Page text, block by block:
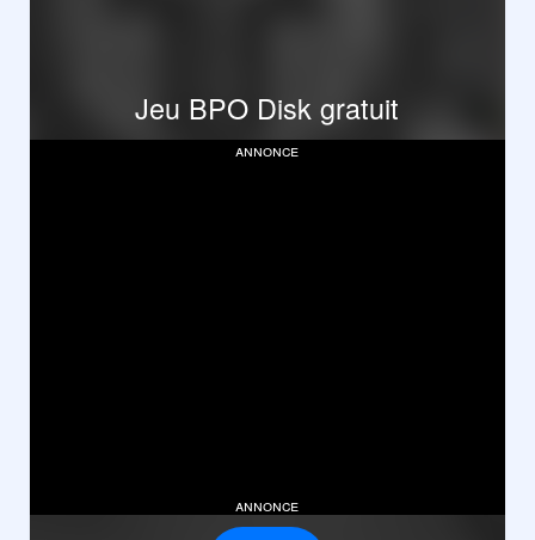
Jeu BPO Disk gratuit
annonce
annonce